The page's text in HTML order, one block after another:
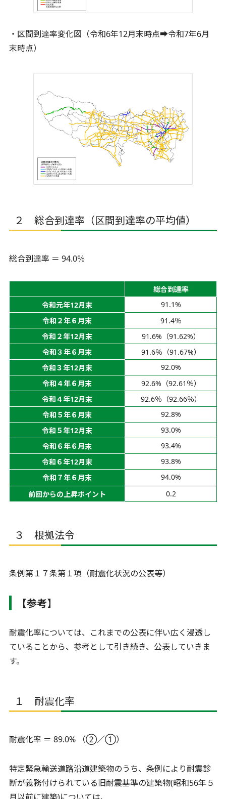
・区間到達率変化図（令和6年12月末時点➡令和7年6月
末時点）
２ 総合到達率（区間到達率の平均値）
総合到達率 ＝ 94.0％
総合到達率
令和元年12月末
91.1%
令和２年６月末
91.4％
令和２年12月末
91.6%（91.62%）
令和３年６月末
91.6％（91.67%）
令和３年12月末
92.0%
令和４年６月末
92.6%（92.61％）
令和４年12月末
92.6％（92.66％）
令和５年６月末
92.8%
令和５年12月末
93.0%
令和６年６月末
93.4%
令和６年12月末
93.8%
令和７年６月末
94.0%
前回からの上昇ポイント
0.2
３ 根拠法令
条例第１７条第１項（耐震化状況の公表等）
【参考】
耐震化率については、これまでの公表に伴い広く浸透し
ていることから、参考として引き続き、公表していきま
す。
１ 耐震化率
耐震化率 ＝ 89.0% （②／①）
特定緊急輸送道路沿道建築物のうち、条例により耐震診
断が義務付けられている旧耐震基準の建築物(昭和56年５